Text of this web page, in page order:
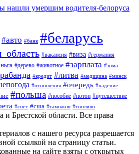
нашли умершим водителя-белоруса
#авто #банк #беларусь
#вакансия #виза #германия
#дерево #животное #зарплата #зима
#кредит #литва #медицина #минск
#отношения #очередь #падение
#польша #пособие #потоп #путешествие
#снег #сша #таможня #топливо
Брестской области. Все права
с нашего ресурса разрешается
ссылкой на страницу статьи.
на сайте взяты с открытых